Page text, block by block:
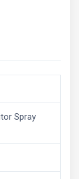
Spray